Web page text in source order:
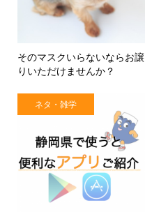
そのマスクいらないならお譲
りいただけませんか？
ネタ・雑学